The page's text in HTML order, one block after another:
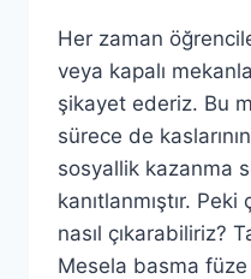
Her zaman
veya kapalı
şikayet ederiz. Bu
sürece de
sosyallik kazanma
kanıtlanmıştır. Peki
nasıl çıkarabiliriz?
Mesela basma